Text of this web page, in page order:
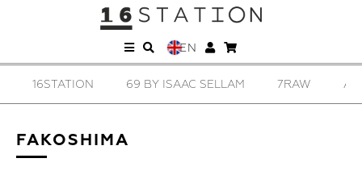
EN
16STATION 69 BY ISAAC SELLAM 7RAW
FAKOSHIMA